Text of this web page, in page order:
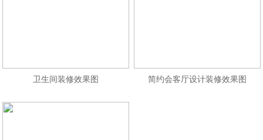
卫生间装修效果图 简约会客厅设计装修效果图